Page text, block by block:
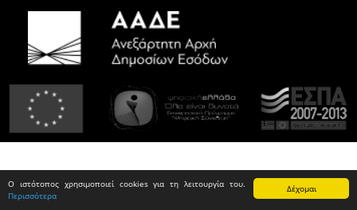
Δέχομαι
Ο ιστότοπος χρησιμοποιεί cookies για τη λειτουργία του.
Περισσότερα